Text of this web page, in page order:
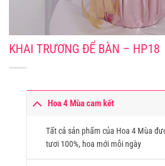
KHAI TRƯƠNG ĐỂ BÀN – HP18
Hoa 4 Mùa cam kết
Tất cả sản phẩm của Hoa 4 Mùa
tươi 100%, hoa mới mỗi ngày